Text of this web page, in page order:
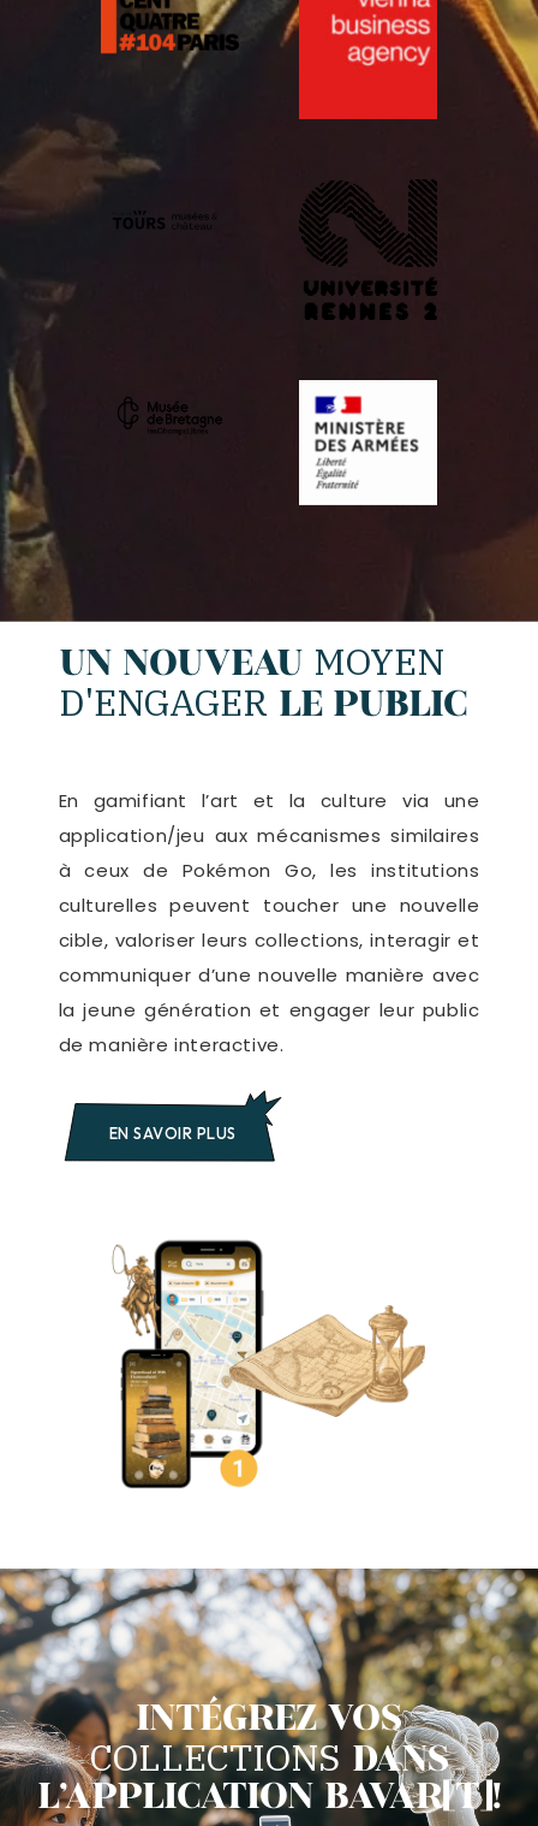
UN NOUVEAU MOYEN
D'ENGAGERLE PUBLIC
En gamifiant l’art et la culture via une
application/jeu aux mécanismes similaires
à ceux de Pokémon Go, les institutions
culturelles peuvent toucher une nouvelle
cible, valoriser leurs collections, interagir et
communiquer d’une nouvelle manière avec
la jeune génération et engager leur public
de manière interactive.
EN SAVOIR PLUS
INTÉGREZ VOS
COLLECTIONS DANS
L'APPLICATION BAVAR[T]!